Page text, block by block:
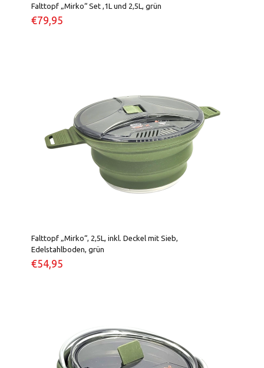
Falttopf „Mirko“ Set ,1L und 2,5L, grün
€79,95
Falttopf „Mirko“, 2,5L, inkl. Deckel mit Sieb,
Edelstahlboden, grün
€54,95